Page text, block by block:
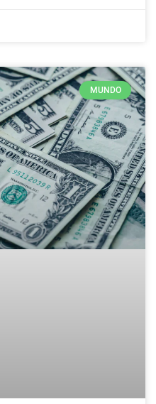
MUNDO